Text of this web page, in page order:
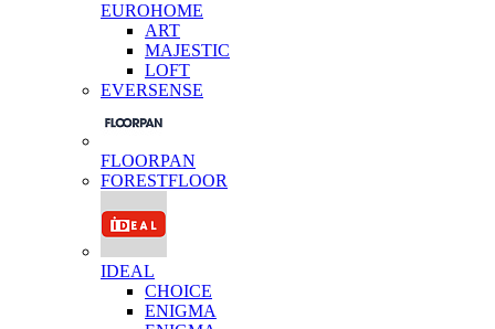
EUROHOME
ART
MAJESTIC
LOFT
EVERSENSE
FLOORPAN
FORESTFLOOR
IDEAL
CHOICE
ENIGMA